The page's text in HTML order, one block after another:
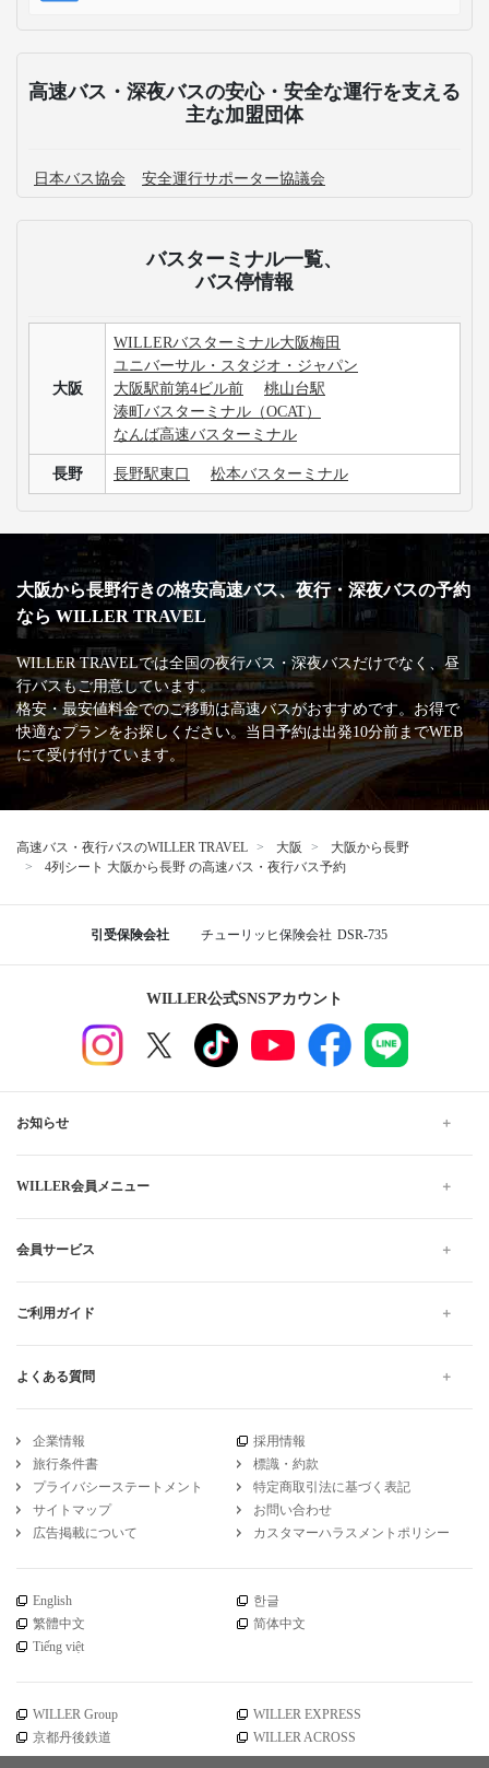
高速バス・深夜バスの安心・安全な運行を支える
主な加盟団体
日本バス協会 安全運行サポーター協議会
バスターミナル一覧、
バス停情報
大阪
WILLERバスターミナル大阪梅田
ユニバーサル・スタジオ・ジャパン
大阪駅前第4ビル前
桃山台駅
湊町バスターミナル（OCAT）
なんば高速バスターミナル
長野 長野駅東口 松本バスターミナル
大阪から長野行きの格安高速バス、夜行・深夜バスの予約
なら WILLER TRAVEL
WILLER TRAVELでは全国の夜行バス・深夜バスだけでなく、昼
行バスもご用意しています。
格安・最安値料金でのご移動は高速バスがおすすめです。お得で
快適なプランをお探しください。当日予約は出発10分前までWEB
にて受け付けています。
高速バス・夜行バスのWILLER TRAVEL 大阪
大阪から長野
4列シート 大阪から長野 の高速バス・夜行バス予約
引受保険会社 チューリッヒ保険会社 DSR-735
WILLER公式SNSアカウント
お知らせ
WILLER会員メニュー
会員サービス
ご利用ガイド
よくある質問
企業情報
採用情報
旅行条件書
標識・約款
プライバシーステートメント
特定商取引法に基づく表記
サイトマップ
お問い合わせ
広告掲載について
カスタマーハラスメントポリシー
English
한글
繁體中文
简体中文
Tiếng việt
WILLER Group
WILLER EXPRESS
京都丹後鉄道
WILLER ACROSS